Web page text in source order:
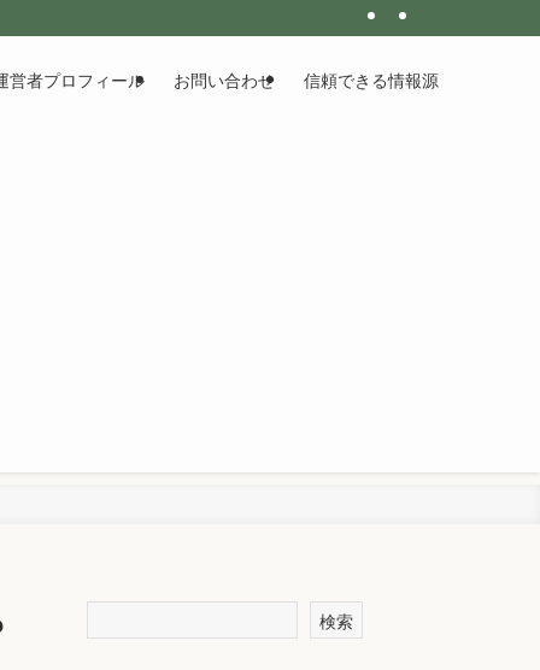
営者プロフィール お問い合わせ 信頼できる情報源
検索